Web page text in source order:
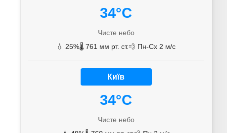
34°C
Чисте небо
💧 25%🌡️ 761 мм рт. ст.💨 Пн-Сх 2 м/с
Київ
34°C
Чисте небо